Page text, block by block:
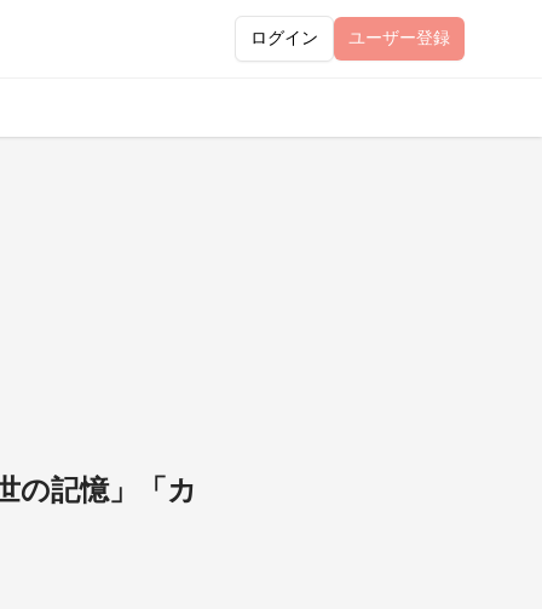
ログイン ユーザー登録
の記憶」「カ